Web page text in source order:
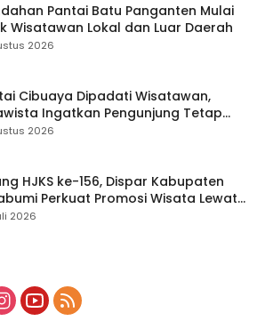
Pantai Batu Panganten Mulai
Wisatawan Lokal dan Luar Daerah
2026
Cibuaya Dipadati Wisatawan,
Ingatkan Pengunjung Tetap
2026
HJKS ke-156, Dispar Kabupaten
Perkuat Promosi Wisata Lewat
Digital
2026